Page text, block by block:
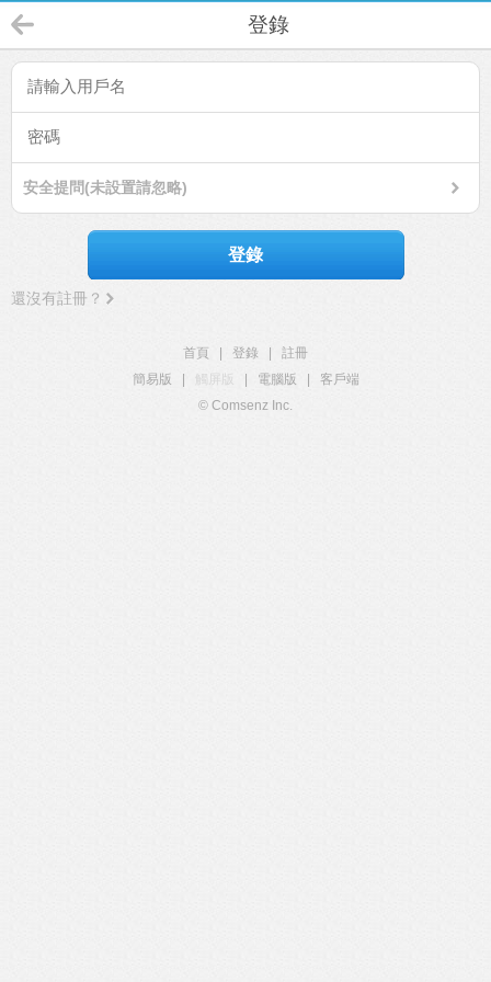
登錄
安全提問(未設置請忽略)
登錄
還沒有註冊？
首頁 登錄
註冊
簡易版
觸屏版 電腦版
客戶端
© Comsenz Inc.